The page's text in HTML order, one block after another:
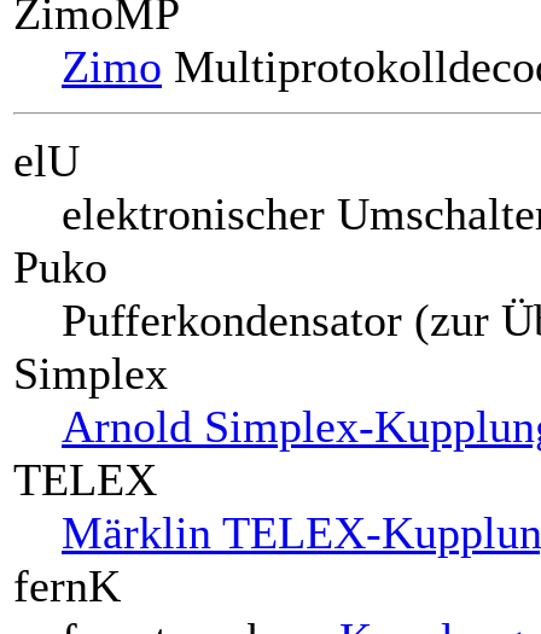
ZimoMP
Zimo
elU
elektronischer
Puko
Pufferkondensator (zur
Simplex
Arnold Simplex-
TELEX
Märklin TELEX-
fernK